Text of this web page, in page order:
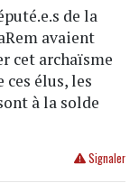
de la
avaient
cet archaïsme
élus, les
à la solde
Signaler